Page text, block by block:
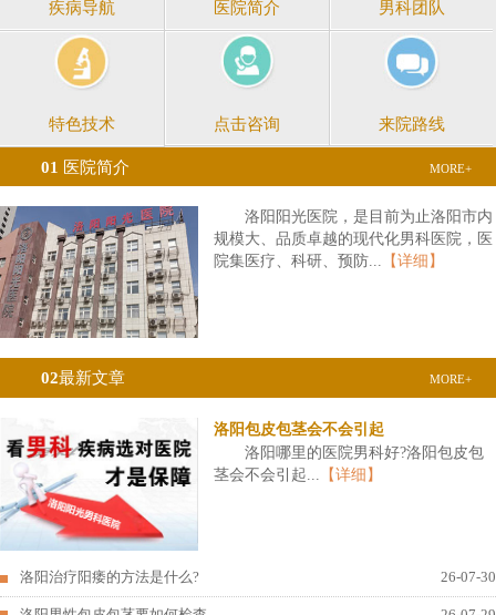
疾病导航 医院简介 男科团队
特色技术 点击咨询 来院路线
01 医院简介 MORE+
洛阳阳光医院，是目前为止洛阳市内
规模大、品质卓越的现代化男科医院，医
院集医疗、科研、预防...
【详细】
02最新文章 MORE+
洛阳包皮包茎会不会引起
洛阳哪里的医院男科好?洛阳包皮包
茎会不会引起...
【详细】
洛阳治疗阳痿的方法是什么? 26-07-30